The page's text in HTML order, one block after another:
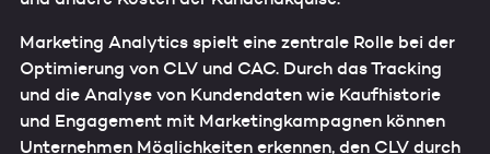
Data Protection
Statement .
Marketing Analytics spielt eine zentrale Rolle bei der
Optimierung von CLV und CAC. Durch das Tracking
und die Analyse von Kundendaten wie Kaufhistorie
und Engagement mit Marketingkampagnen können
Unternehmen Möglichkeiten erkennen, den CLV durch